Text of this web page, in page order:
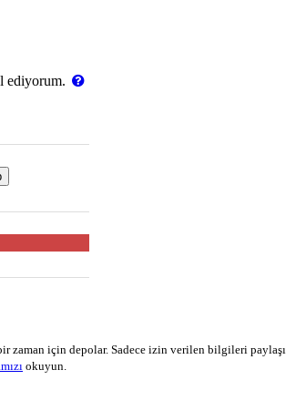
ediyorum.
için depolar. Sadece izin verilen bilgileri
okuyun.